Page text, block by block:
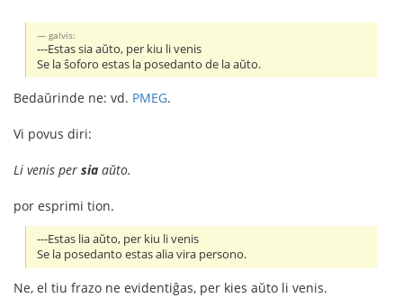
galvis:
---Estas sia aŭto, per kiu li venis
Se la ŝoforo estas la posedanto de la aŭto.
Bedaŭrinde ne: vd. PMEG.
Vi povus diri:
Li venis per sia aŭto.
por esprimi tion.
---Estas lia aŭto, per kiu li venis
Se la posedanto estas alia vira persono.
Ne, el tiu frazo ne evidentiĝas, per kies aŭto li venis.